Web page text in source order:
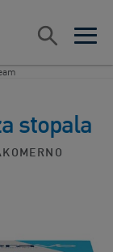
open
open
stopala